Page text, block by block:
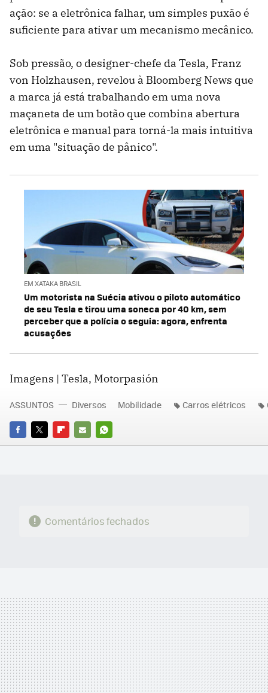
ação: se a eletrônica falhar, um simples puxão é
suficiente para ativar um mecanismo mecânico.
Sob pressão, o designer-chefe da Tesla, Franz
von Holzhausen, revelou à Bloomberg News que
a marca já está trabalhando em uma nova
maçaneta de um botão que combina abertura
eletrônica e manual para torná-la mais intuitiva
em uma "situação de pânico".
EM XATAKA BRASIL
Um motorista na Suécia ativou o piloto automático
de seu Tesla e tirou uma soneca por 40 km, sem
perceber que a polícia o seguia: agora, enfrenta
acusações
Imagens | Tesla, Motorpasión
FACEBOOK
TWITTERFLIPBOARD
E-
WHATSAPP
ASSUNTOS Diversos Mobilidade Carros elétricos
Comentários fechados